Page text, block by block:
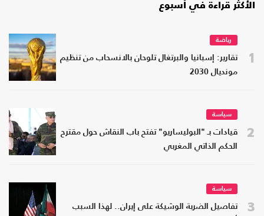
الأكثر قراءة في أسبوع
1
رياضة
تقارير: إسبانيا والبرتغال تلوحان بالانسحاب من تنظيم
مونديال 2030
2
سياسة
قيادات بـ "البوليساريو" تفتح باب النقاش حول مقترح
الحكم الذاتي المغربي
3
سياسة
تفاصيل الضربة الوشيكة على إيران.. لهذا السبب